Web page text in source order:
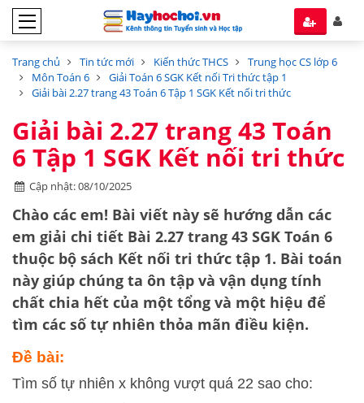
Trang chủ Tin tức mới Kiến thức THCS
Trung học CS lớp 6
Môn Toán 6
Giải Toán 6 SGK Kết nối Tri thức tập 1
Giải bài 2.27 trang 43 Toán 6 Tập 1 SGK Kết nối tri thức
Giải bài 2.27 trang 43 Toán
6 Tập 1 SGK Kết nối tri thức
Cập nhật: 08/10/2025
Chào các em! Bài viết này sẽ hướng dẫn các
em giải chi tiết Bài 2.27 trang 43 SGK Toán 6
thuộc bộ sách Kết nối tri thức tập 1. Bài toán
này giúp chúng ta ôn tập và vận dụng tính
chất chia hết của một tổng và một hiệu để
tìm các số tự nhiên thỏa mãn điều kiện.
Đề bài:
Tìm số tự nhiên x không vượt quá 22 sao cho: